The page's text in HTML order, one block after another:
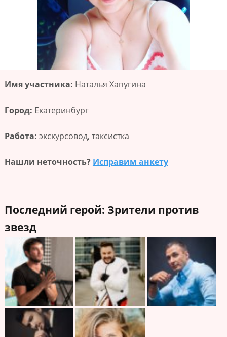
Имя участника: Наталья Хапугина
Город: Екатеринбург
Работа: экскурсовод, таксистка
Нашли неточность? Исправим анкету
Последний герой: Зрители против
звезд